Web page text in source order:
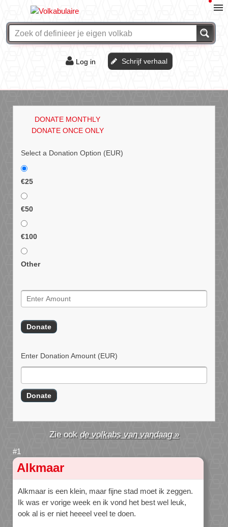
Log in Schrijf verhaal
DONATE MONTHLY
DONATE ONCE ONLY
Select a Donation Option (EUR)
€25
€50
€100
Other
Enter Donation Amount (EUR)
de volkabs van vandaag »
Alkmaar
Alkmaar is een klein, maar fijne stad moet ik zeggen.
Ik was er vorige week en ik vond het best wel leuk,
ook al is er niet heeeel veel te doen.